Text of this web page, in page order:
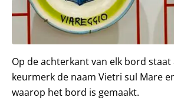
Op de achterkant van elk bord
keurmerk de naam Vietri sul Mare
waarop het bord is gemaakt.